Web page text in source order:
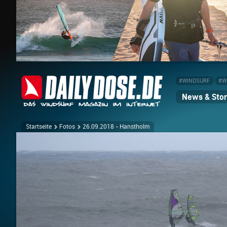
#WINDSURF
News &
Startseite Fotos 26.09.2018 - Hanstholm